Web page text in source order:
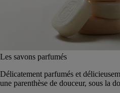
Les savons parfumés
Délicatement parfumés et
une parenthèse de douceur, sous la